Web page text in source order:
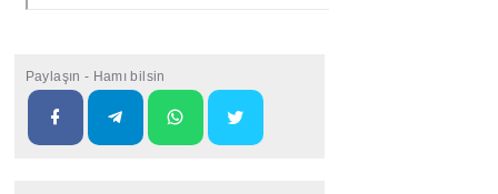
Paylaşın - Hamı bilsin